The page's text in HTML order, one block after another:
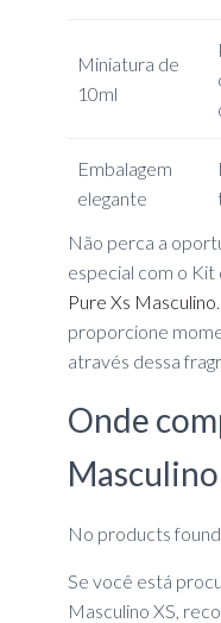
Miniatura de
10ml
Embalagem
elegante
Não perca a
especial com o Kit
Pure Xs Masculino
proporcione
através dessa
Onde
Masculino
No products found.
Se você está
Masculino XS,